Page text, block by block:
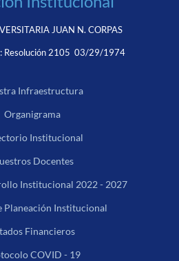
JUAN N. CORPAS
Resolución 2105 03/29/1974
Infraestructura
Organigrama
Institucional
Docentes
Institucional 2022 - 2027
Planeación Institucional
Financieros
COVID - 19